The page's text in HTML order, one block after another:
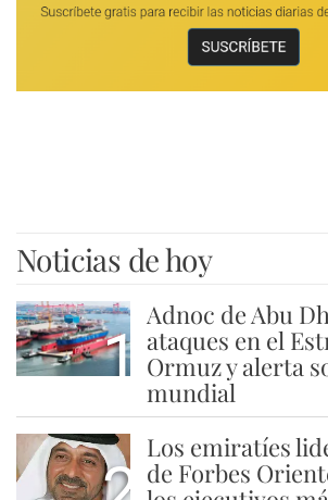
Noticias de hoy
1
Adnoc de Abu
ataques en el
Ormuz y alerta
mundial
Los emiratíes
de Forbes